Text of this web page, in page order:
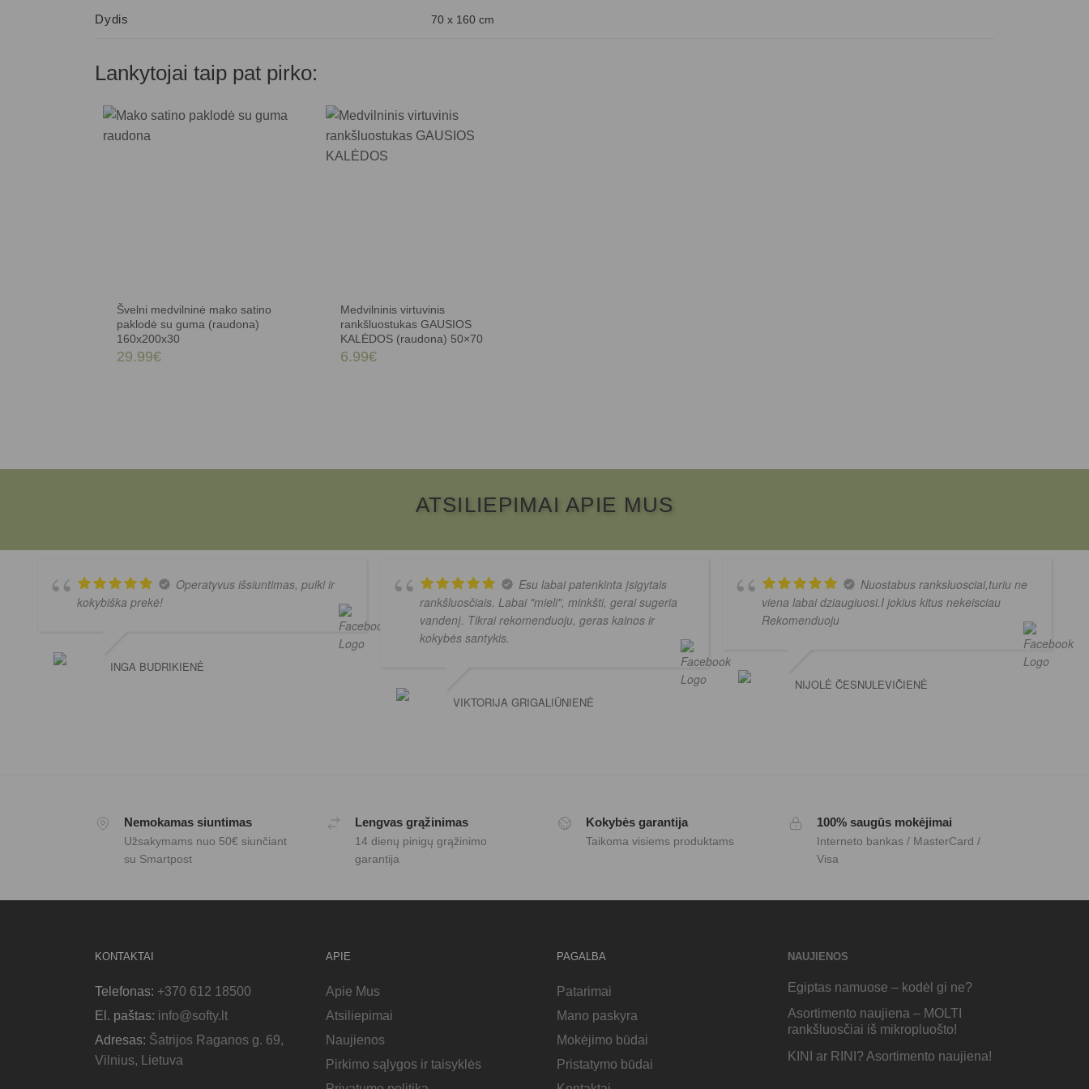
Dydis 70 x 160 cm
Lankytojai taip pat pirko:
Švelni medvilninė mako satino
paklodė su guma (raudona)
160x200x30
29.99€
Medvilninis virtuvinis
rankšluostukas GAUSIOS
KALĖDOS (raudona) 50×70
6.99€
ATSILIEPIMAI APIE MUS
Operatyvus išsiuntimas, puiki ir
kokybiška prekė!
INGA BUDRIKIENĖ
Esu labai patenkinta įsigytais
rankšluosčiais. Labai "mieli", minkšti, gerai sugeria
vandenį. Tikrai rekomenduoju, geras kainos ir
kokybės santykis.
VIKTORIJA GRIGALIŪNIENĖ
Nuostabus ranksluosciai,turiu ne
viena labai dziaugiuosi.I jokius kitus nekeisciau
Rekomenduoju
NIJOLĖ ČESNULEVIČIENĖ
Nemokamas siuntimas
Užsakymams nuo 50€ siunčiant
su Smartpost
Lengvas grąžinimas
14 dienų pinigų grąžinimo
garantija
Kokybės garantija
Taikoma visiems produktams
100% saugūs mokėjimai
Interneto bankas / MasterCard /
Visa
KONTAKTAI
Telefonas: +370 612 18500
El. paštas: info@softy.lt
Adresas: Šatrijos Raganos g. 69,
Vilnius, Lietuva
APIE
Apie Mus
Atsiliepimai
Naujienos
Pirkimo sąlygos ir taisyklės
PAGALBA
Patarimai
Mano paskyra
Mokėjimo būdai
Pristatymo būdai
NAUJIENOS
Egiptas namuose – kodėl gi ne?
Asortimento naujiena – MOLTI
rankšluosčiai iš mikropluošto!
KINI ar RINI? Asortimento naujiena!